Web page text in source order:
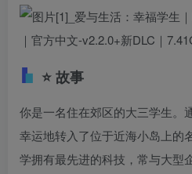
⭐ 故事
你是一名住在郊区的大三学生。
幸运地转入了位于近海小岛上
学拥有最先进的科技，常与大型